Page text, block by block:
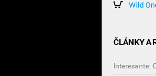
Wild
ČLÁNKY A
Interesante: